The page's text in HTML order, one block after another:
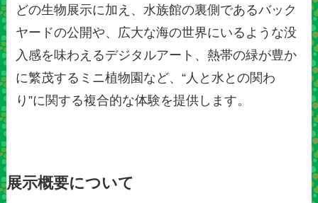
どの生物展示に加え、水族館の裏側であるバック
ヤードの公開や、広大な海の世界にいるような没
入感を味わえるデジタルアート、熱帯の緑が豊か
に繁茂するミニ植物園など、“人と水との関わ
り”に関する複合的な体験を提供します。
展示概要について